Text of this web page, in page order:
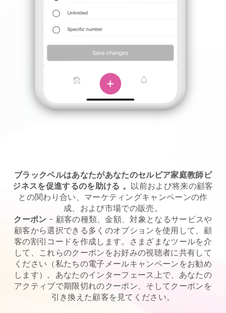
ブラックベルはあなたがあなたのセルビア家庭教師ビ
ジネスを促進するのを助ける 。 以前および将来の顧客
との関わり合い、マーケティングキャンペーンの作
成、および市場での販売。
クーポン - 顧客の種類、金額、対象となるサービスや
顧客から選択できる多くのオプションを使用して、顧
客の割引コードを作成します。さまざまなツールを介
して、これらのクーポンをお好みの視聴者に共有して
ください（私たちの電子メールキャンペーンをお勧め
します）。あなたのインターフェース上で、あなたの
アクティブで期限切れのクーポン、そしてクーポンを
引き換えた顧客を見てください。